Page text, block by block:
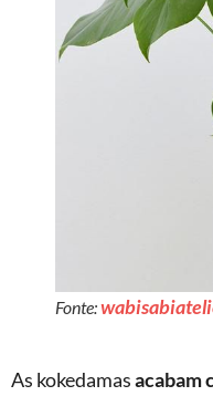
Fonte:
As kokedamasacabam